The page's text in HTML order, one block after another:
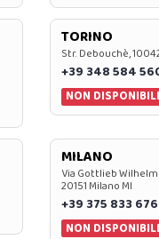
TORINO
Str. Debouchè,
+39 348 584
NON
MILANO
Via Gottlieb Wilhelm
20151 Milano MI
+39 375 833
NON